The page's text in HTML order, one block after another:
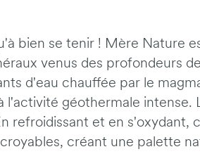
bien se tenir ! Mère Nature
venus des profondeurs
d'eau chauffée par le
l'activité géothermale intense.
refroidissant et en s'oxydant,
créant une palette